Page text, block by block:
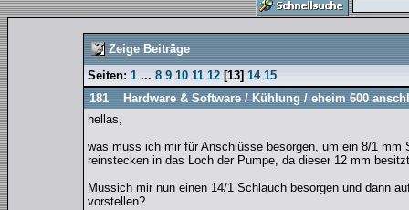
Zeige Beiträge
Seiten: 1 ... 8 9 10 11 12[13] 14 15
181
Hardware & Software/ Kühlung/ eheim 600
hellas,
was muss ich mir für Anschlüsse besorgen, um ein 8/1
reinstecken in das Loch der Pumpe, da dieser 12 mm
Mussich mir nun einen 14/1 Schlauch besorgen und dann
vorstellen?